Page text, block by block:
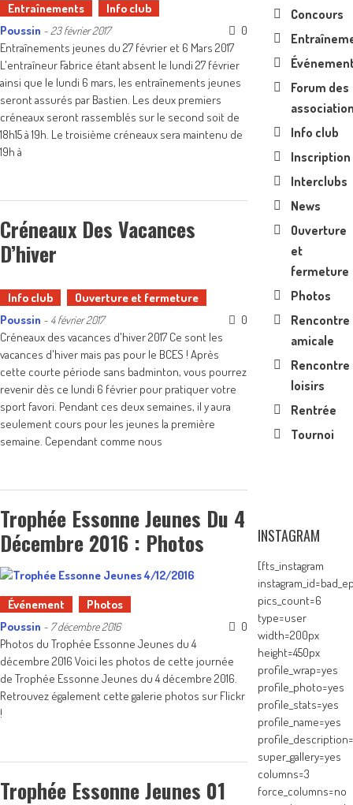
Entraînements
Info club
Poussin - 23 février 2017
0
Entraînements jeunes du 27 février et 6 Mars 2017
L'entraîneur Fabrice étant absent le lundi 27 février
ainsi que le lundi 6 mars, les entraînements jeunes
seront assurés par Bastien. Les deux premiers
créneaux seront rassemblés sur le second soit de
18h15 à 19h. Le troisième créneaux sera maintenu de
19h à
Créneaux Des Vacances
D’hiver
Info club
Ouverture et fermeture
Poussin - 4 février 2017
0
Créneaux des vacances d'hiver 2017 Ce sont les
vacances d'hiver mais pas pour le BCES ! Après
cette courte période sans badminton, vous pourrez
revenir dès ce lundi 6 février pour pratiquer votre
sport favori. Pendant ces deux semaines, il y aura
seulement cours pour les jeunes la première
semaine. Cependant comme nous
Trophée Essonne Jeunes Du 4
Décembre 2016 : Photos
Événement
Photos
Poussin - 7 décembre 2016
0
Photos du Trophée Essonne Jeunes du 4
décembre 2016 Voici les photos de cette journée
de Trophée Essonne Jeunes du 4 décembre 2016.
Retrouvez également cette galerie photos sur Flickr
!
Trophée Essonne Jeunes 01
Concours
Forum des
Info club
Inscription
Interclubs
News
Ouverture
et
fermeture
Photos
Rencontre
amicale
Rencontre
loisirs
Rentrée
Tournoi
INSTAGRAM
[fts_instagram
pics_count=6
type=user
width=200px
height=450px
profile_wrap=yes
profile_photo=yes
profile_stats=yes
profile_name=yes
super_gallery=yes
columns=3
force_columns=no